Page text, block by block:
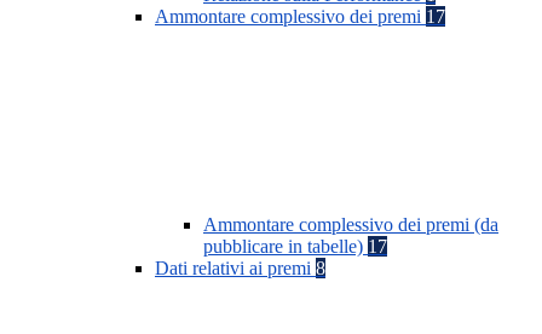
Ammontare complessivo dei premi 17
Ammontare complessivo dei premi (da
pubblicare in tabelle) 17
Dati relativi ai premi 8